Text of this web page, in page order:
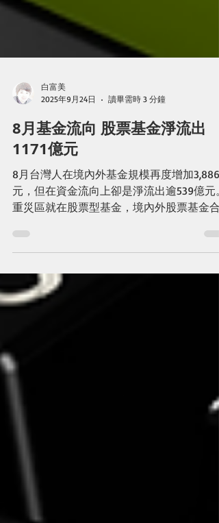
白富美
8月基金流向 股票基金淨流出
1171億元
8月台灣人在境內外基金規模再度增加3,886
元，但在資金流向上卻是淨流出逾539億元。
淨流出近1,171億元，其次是其他型-槓桿型
ETF，多達306億元。 圖1-資料來源：基金觀
測站，編輯匯整基優網。基金績效以美元計
算，數據來自晨...